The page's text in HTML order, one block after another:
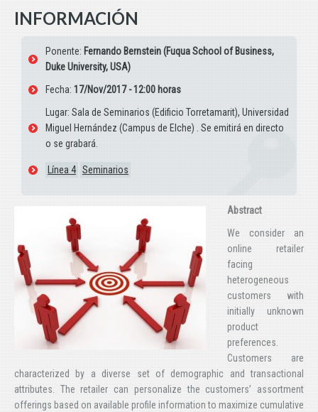
INFORMACIÓN
Ponente: Fernando Bernstein (Fuqua School of Business,
Duke University, USA)
Fecha: 17/Nov/2017 - 12:00 horas
Lugar: Sala de Seminarios (Edificio Torretamarit), Universidad
Miguel Hernández (Campus de Elche) . Se emitirá en directo
o se grabará.
Línea 4 Seminarios
Abstract
We consider an
online retailer
facing
heterogeneous
customers with
initially unknown
product
preferences.
Customers are
characterized by a diverse set of demographic and transactional
attributes. The retailer can personalize the customers’ assortment
offerings based on available profile information to maximize cumulative